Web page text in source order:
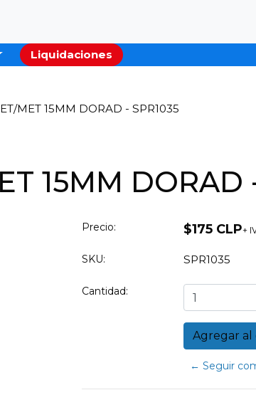
Liquidaciones
MET 15MM DORAD - SPR1035
15MM DORAD
Precio: $175 CLP+
SKU: SPR1035
Cantidad:
← Seguir